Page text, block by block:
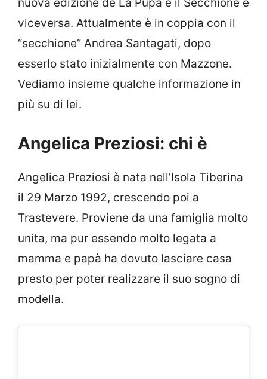
nuova edizione de La Pupa e il Secchione e
viceversa. Attualmente è in coppia con il
“secchione” Andrea Santagati, dopo
esserlo stato inizialmente con Mazzone.
Vediamo insieme qualche informazione in
più su di lei.
Angelica Preziosi: chi è
Angelica Preziosi è nata nell’Isola Tiberina
il 29 Marzo 1992, crescendo poi a
Trastevere. Proviene da una famiglia molto
unita, ma pur essendo molto legata a
mamma e papà ha dovuto lasciare casa
presto per poter realizzare il suo sogno di
modella.